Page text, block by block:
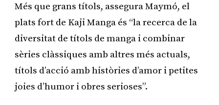
Més que grans títols, assegura Maymó, el
plats fort de Kaji Manga és “la recerca de la
diversitat de títols de manga i combinar
sèries clàssiques amb altres més actuals,
títols d’acció amb històries d’amor i petites
joies d’humor i obres serioses”.